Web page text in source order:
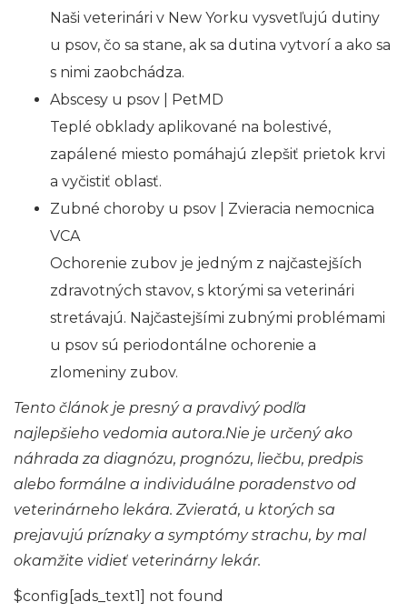
Naši veterinári v New Yorku vysvetľujú dutiny
u psov, čo sa stane, ak sa dutina vytvorí a ako sa
s nimi zaobchádza.
Abscesy u psov | PetMD
Teplé obklady aplikované na bolestivé,
zapálené miesto pomáhajú zlepšiť prietok krvi
a vyčistiť oblasť.
Zubné choroby u psov | Zvieracia nemocnica
VCA
Ochorenie zubov je jedným z najčastejších
zdravotných stavov, s ktorými sa veterinári
stretávajú. Najčastejšími zubnými problémami
u psov sú periodontálne ochorenie a
zlomeniny zubov.
Tento článok je presný a pravdivý podľa
najlepšieho vedomia autora.Nie je určený ako
náhrada za diagnózu, prognózu, liečbu, predpis
alebo formálne a individuálne poradenstvo od
veterinárneho lekára. Zvieratá, u ktorých sa
prejavujú príznaky a symptómy strachu, by mal
okamžite vidieť veterinárny lekár.
$config[ads_text1] not found